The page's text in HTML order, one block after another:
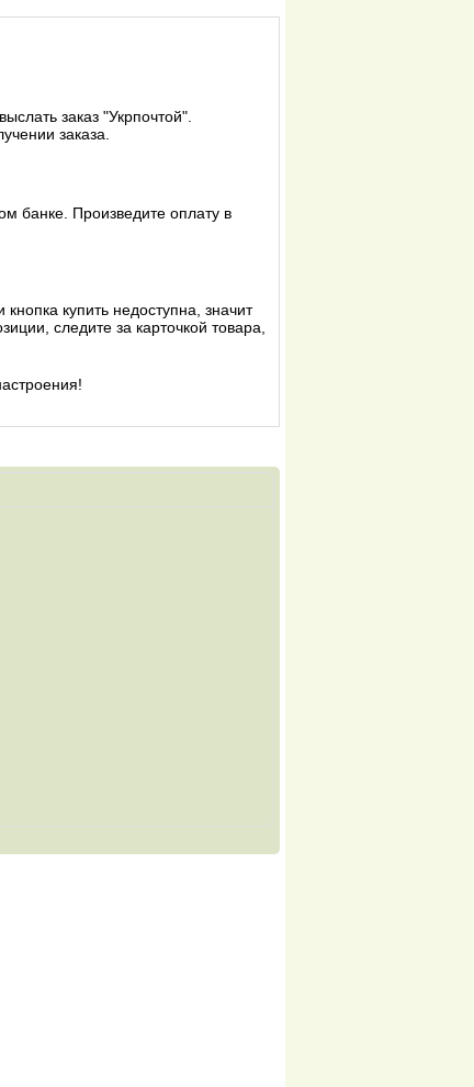
заказ "Укрпочтой".
заказа.
банке. Произведите оплату в
купить недоступна, значит
следите за карточкой товара,